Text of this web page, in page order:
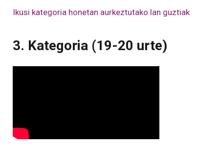
Ikusi kategoria honetan aurkeztutako lan guztiak
3. Kategoria (19-20 urte)